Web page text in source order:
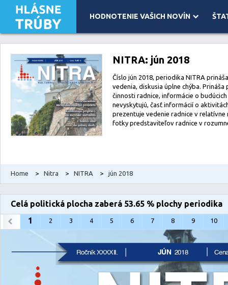
HODNOTENIE VAŠICH NOVÍN
Leaflet| Map data ©OpenStreetMapcontributors, Imagery ©Mapbox
NITRA: jún 2018
Číslo jún 2018, periodika NITRA
vedenia, diskusia úplne chýba.
činnosti radnice, informácie o
nevyskytujú, časť informácií o
prezentuje vedenie radnice v relatívne
fotky predstaviteľov radnice v
Home > Nitra > NITRA > jún 2018
Celá politická plocha zaberá 53.65 % plochy periodika
1
2 3 4 5 6 7 8 9 10